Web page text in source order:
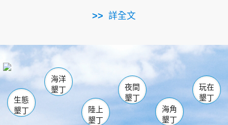
詳全文
南仁湖
海生館
恆春 佳樂水
龍鑾潭自然中心 森林遊樂區
瓊麻館
關山 墾管處遊客中心
社頂公園 風吹沙
船帆石
白砂 龍磐公園
香蕉灣
砂島
鵝鑾鼻
生態
墾丁
海洋
墾丁
陸上
墾丁
夜間
墾丁
海角
墾丁
玩在
墾丁